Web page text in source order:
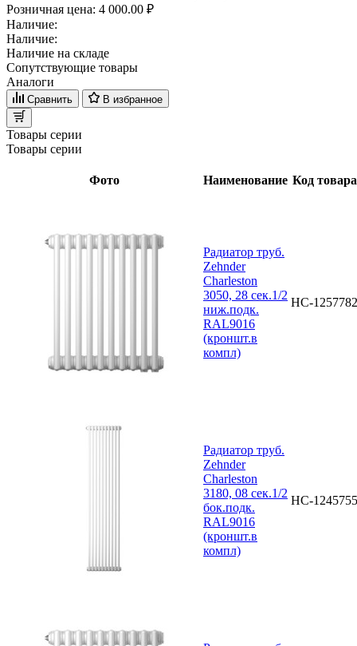
Розничная цена: 4 000.00 ₽
Наличие:
Наличие:
Наличие на складе
Сопутствующие товары
Аналоги
Сравнить В избранное
Товары серии
Товары серии
Фото Наименование Код товара
Радиатор труб.
Zehnder
Charleston
3050, 28 сек.1/2
ниж.подк.
RAL9016
(кроншт.в
компл)
НС-1257782
Радиатор труб.
Zehnder
Charleston
3180, 08 сек.1/2
бок.подк.
RAL9016
(кроншт.в
компл)
НС-1245755